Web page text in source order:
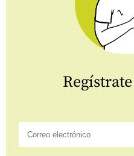
Regístrate